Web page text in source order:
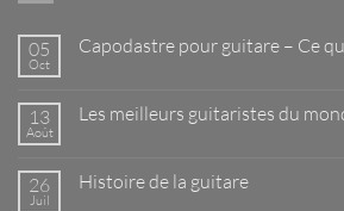
05
Oct
Capodastre pour guitare – Ce
Capodastre
Ce
que
13
Août
Les meilleurs guitaristes du
Les
26
Juil
Histoire de la guitare